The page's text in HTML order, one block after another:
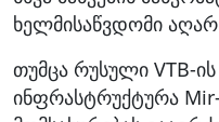
ხელმისაწვდომი აღარ
თუმცა რუსული VTB-
ინფრასტრუქტურა